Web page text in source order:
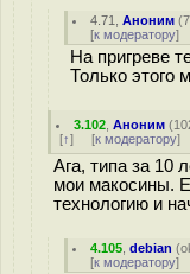
4.71 ,Аноним (
[к модератору]
На пригреве
Только этого
3.102 ,Аноним (
[↑] [к модератору]
Ага, типа за 10
мои макосины.
технологию и
4.105 ,debian (
[к модератору]